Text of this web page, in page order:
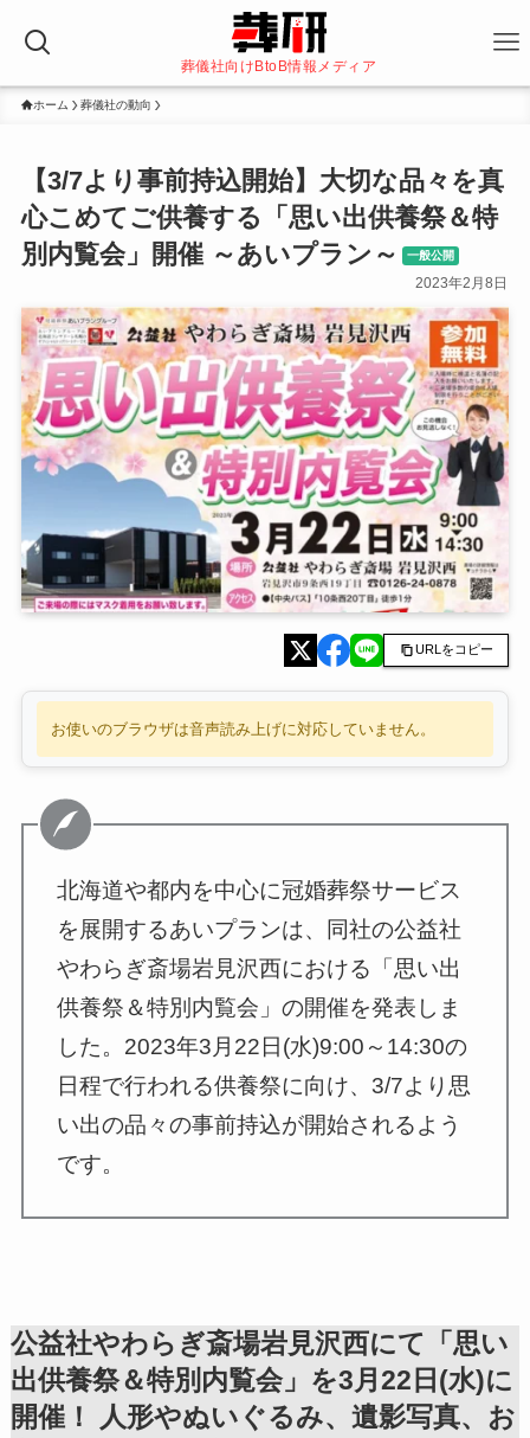
葬儀社向けBtoB情報メディア
ホーム 葬儀社の動向
【3/7より事前持込開始】大切な品々を真
心こめてご供養する「思い出供養祭＆特
別内覧会」開催 ～あいプラン～
一般公開
2023年2月8日
URLをコピー
お使いのブラウザは音声読み上げに対応していません。
北海道や都内を中心に冠婚葬祭サービス
を展開するあいプランは、同社の公益社
やわらぎ斎場岩見沢西における「思い出
供養祭＆特別内覧会」の開催を発表しま
した。2023年3月22日(水)9:00～14:30の
日程で行われる供養祭に向け、3/7より思
い出の品々の事前持込が開始されるよう
です。
公益社やわらぎ斎場岩見沢西にて「思い
出供養祭＆特別内覧会」を3月22日(水)に
開催！ 人形やぬいぐるみ、遺影写真、お